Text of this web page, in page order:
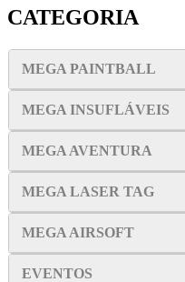
CATEGORIA
MEGA PAINTBALL
MEGA INSUFLÁVEIS
MEGA AVENTURA
MEGA LASER TAG
MEGA AIRSOFT
EVENTOS